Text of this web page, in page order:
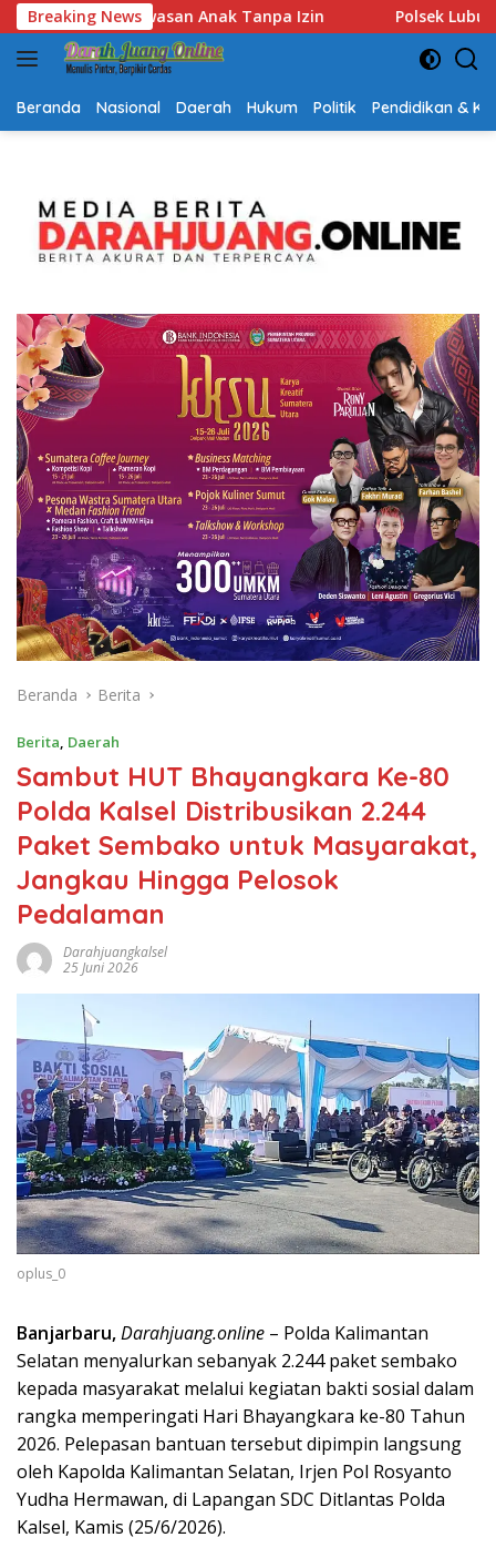
Langsung
ke
konten
Breaking News
Polsek Lubuk Baja Amankan Dua Tersangka Beserta 74
Beranda Nasional Daerah Hukum Politik Pendidikan &
Beranda Berita
Berita, Daerah
Sambut HUT Bhayangkara Ke-80
Polda Kalsel Distribusikan 2.244
Paket Sembako untuk Masyarakat,
Jangkau Hingga Pelosok
Pedalaman
Darahjuangkalsel
25 Juni 2026
oplus_0
Banjarbaru,Darahjuang.online – Polda Kalimantan
Selatan menyalurkan sebanyak 2.244 paket sembako
kepada masyarakat melalui kegiatan bakti sosial dalam
rangka memperingati Hari Bhayangkara ke-80 Tahun
2026. Pelepasan bantuan tersebut dipimpin langsung
oleh Kapolda Kalimantan Selatan, Irjen Pol Rosyanto
Yudha Hermawan, di Lapangan SDC Ditlantas Polda
Kalsel, Kamis (25/6/2026).